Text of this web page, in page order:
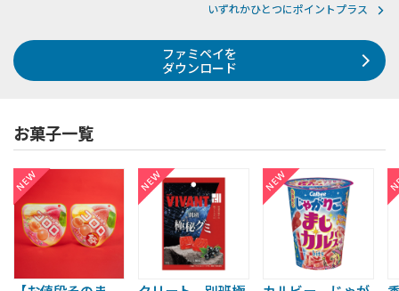
いずれかひとつにポイントプラス
ファミペイを
ダウンロード
お菓子一覧